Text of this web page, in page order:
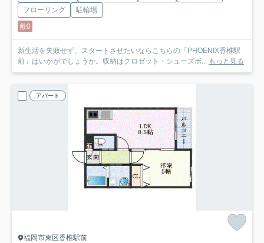
フローリング
駐輪場
敷0
新生活を失敗せず、スタートさせたいならこちらの「PHOENIX香椎駅
前」はいかがでしょうか。収納はクロゼット・シューズボ... もっと見る
アパート
福岡市東区香椎駅前